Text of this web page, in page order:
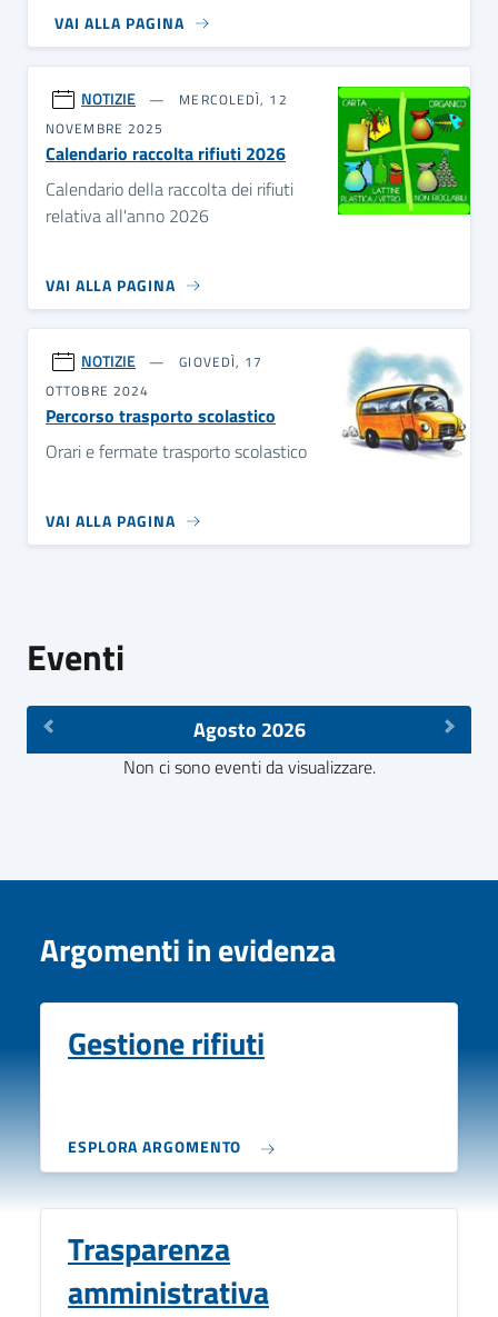
VAI ALLA PAGINA
NOTIZIE
MERCOLEDÌ, 12
NOVEMBRE 2025
Calendario raccolta rifiuti 2026
Calendario della raccolta dei rifiuti
relativa all'anno 2026
VAI ALLA PAGINA
NOTIZIE
GIOVEDÌ, 17
OTTOBRE 2024
Percorso trasporto scolastico
Orari e fermate trasporto scolastico
VAI ALLA PAGINA
Eventi
Agosto 2026
Non ci sono eventi da visualizzare.
Argomenti in evidenza
Gestione rifiuti
ESPLORA ARGOMENTO
Trasparenza
amministrativa